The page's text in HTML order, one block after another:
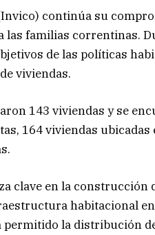
continúa su
las familias correntinas.
de las políticas
viviendas.
143 viviendas y se
164 viviendas
clave en la construcción
habitacional
la distribución